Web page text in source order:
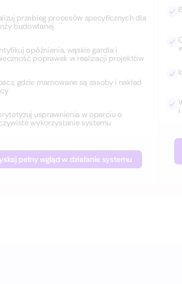
przebieg procesów specyficznych dla
budowlanej
opóźnienia, wąskie gardła i
poprawek w realizacji projektów
gdzie marnowane są zasoby i nakład
usprawnienia w oparciu o
wykorzystanie systemu
pełny wgląd w działanie systemu
i